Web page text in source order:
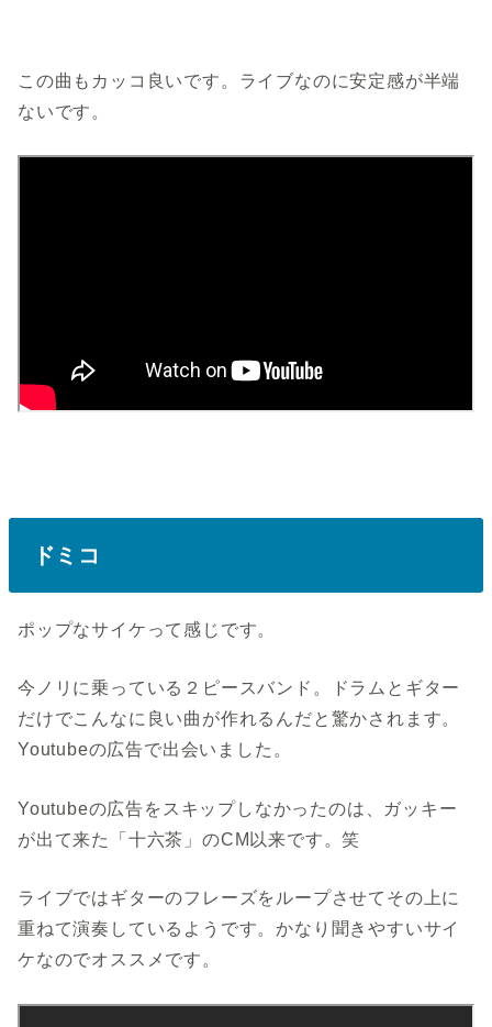
この曲もカッコ良いです。ライブなのに安定感が半端
ないです。
ドミコ
ポップなサイケって感じです。
今ノリに乗っている２ピースバンド。ドラムとギター
だけでこんなに良い曲が作れるんだと驚かされます。
Youtubeの広告で出会いました。
Youtubeの広告をスキップしなかったのは、ガッキー
が出て来た「十六茶」のCM以来です。笑
ライブではギターのフレーズをループさせてその上に
重ねて演奏しているようです。かなり聞きやすいサイ
ケなのでオススメです。